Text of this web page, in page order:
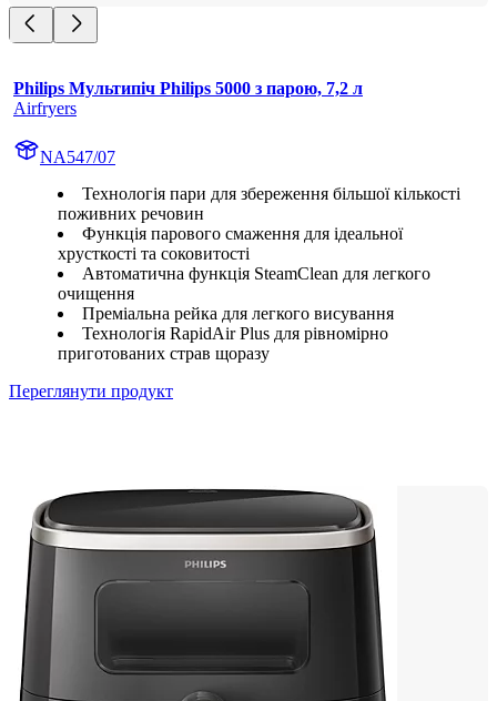
Philips Мультипіч Philips 5000 з парою, 7,2 л
Airfryers
NA547/07
Технологія пари для збереження більшої кількості
поживних речовин
Функція парового смаження для ідеальної
хрусткості та соковитості
Автоматична функція SteamClean для легкого
очищення
Преміальна рейка для легкого висування
Технологія RapidAir Plus для рівномірно
приготованих страв щоразу
Переглянути продукт